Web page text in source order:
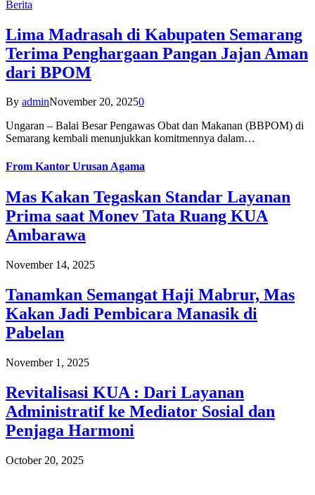
Berita
Lima Madrasah di Kabupaten Semarang
Terima Penghargaan Pangan Jajan Aman
dari BPOM
By adminNovember 20, 20250
Ungaran – Balai Besar Pengawas Obat dan Makanan (BBPOM) di
Semarang kembali menunjukkan komitmennya dalam…
From Kantor Urusan Agama
Mas Kakan Tegaskan Standar Layanan
Prima saat Monev Tata Ruang KUA
Ambarawa
November 14, 2025
Tanamkan Semangat Haji Mabrur, Mas
Kakan Jadi Pembicara Manasik di
Pabelan
November 1, 2025
Revitalisasi KUA : Dari Layanan
Administratif ke Mediator Sosial dan
Penjaga Harmoni
October 20, 2025